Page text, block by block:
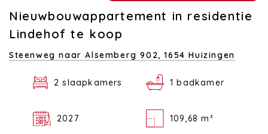
Nieuwbouwappartement in residentie
Lindehof te koop
Steenweg naar Alsemberg 902,1654 Huizingen
2 slaapkamers 1 badkamer
2027 109,68 m²